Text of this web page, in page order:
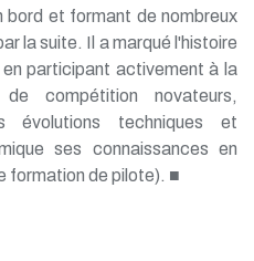
bord et formant de nombreux
la suite. Il a marqué l'histoire
participant activement à la
compétition novateurs,
évolutions techniques et
ses connaissances en
formation de pilote). ■